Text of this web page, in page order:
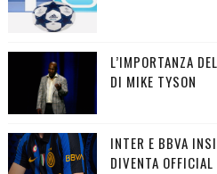
L’IMPORTANZA
DI MIKE TYSON
INTER E BBVA
DIVENTA